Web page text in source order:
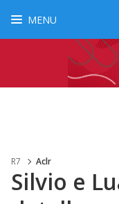
MENU
R7 Aclr
Silvio e